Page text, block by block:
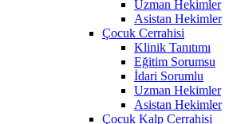
Uzman Hekimler
Asistan Hekimler
Çocuk Cerrahisi
Klinik Tanıtımı
Eğitim Sorumsu
İdari Sorumlu
Uzman Hekimler
Asistan Hekimler
Çocuk Kalp Cerrahisi